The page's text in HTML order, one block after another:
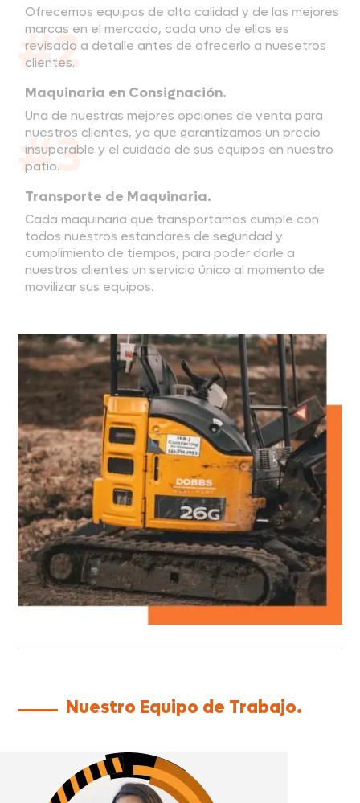
Ofrecemos equipos de alta calidad y de las mejores
marcas en el mercado, cada uno de ellos es
revisado a detalle antes de ofrecerlo a nuesetros
clientes.
Maquinaria en Consignación.
Una de nuestras mejores opciones de venta para
nuestros clientes, ya que garantizamos un precio
insuperable y el cuidado de sus equipos en nuestro
patio.
Transporte de Maquinaria.
Cada maquinaria que transportamos cumple con
todos nuestros estandares de seguridad y
cumplimiento de tiempos, para poder darle a
nuestros clientes un servicio único al momento de
movilizar sus equipos.
#2
#3
Nuestro Equipo de Trabajo.